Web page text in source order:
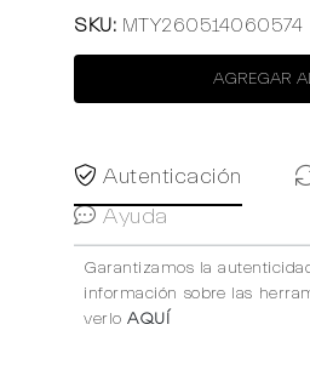
SKU: MTY260514060574
AGREGAR
Autenticación
Ayuda
Garantizamos la
información sobre las
verlo AQUÍ